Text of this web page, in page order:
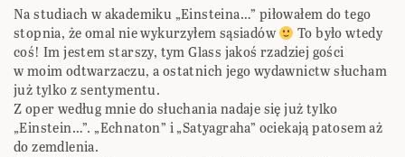
Na studiach w akademiku „Einsteina…” piłowałem do tego
stopnia, że omal nie wykurzyłem sąsiadów
To było wtedy
coś! Im jestem starszy, tym Glass jakoś rzadziej gości
w moim odtwarzaczu, a ostatnich jego wydawnictw słucham
już tylko z sentymentu.
Z oper według mnie do słuchania nadaje się już tylko
„Einstein…”. „Echnaton” i „Satyagraha” ociekają patosem aż
do zemdlenia.